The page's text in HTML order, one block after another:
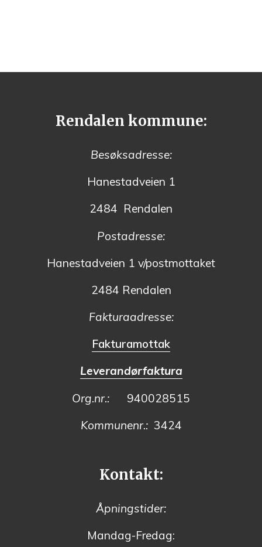
Rendalen kommune:
Besøksadresse:
Hanestadveien 1
2484 Rendalen
Postadresse:
Hanestadveien 1 v/postmottaket
2484 Rendalen
Fakturaadresse:
Fakturamottak
Leverandørfaktura
Org.nr.:
940028515
Kommunenr.:3424
Kontakt:
Åpningstider:
Mandag-Fredag: